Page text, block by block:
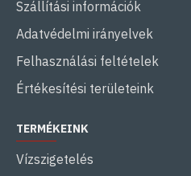
Szállítási információk
Adatvédelmi irányelvek
Felhasználási feltételek
Értékesítési területeink
TERMÉKEINK
Vízszigetelés